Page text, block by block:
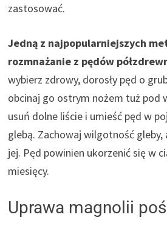
zastosować.
Jedną z najpopularniejszych
rozmnażanie z pędów
wybierz zdrowy, dorosły pęd o
obcinaj go ostrym nożem tuż pod
usuń dolne liście i umieść pęd w
glebą. Zachowaj wilgotność gleby,
jej. Pęd powinien ukorzenić się w
miesięcy.
Uprawa magnolii